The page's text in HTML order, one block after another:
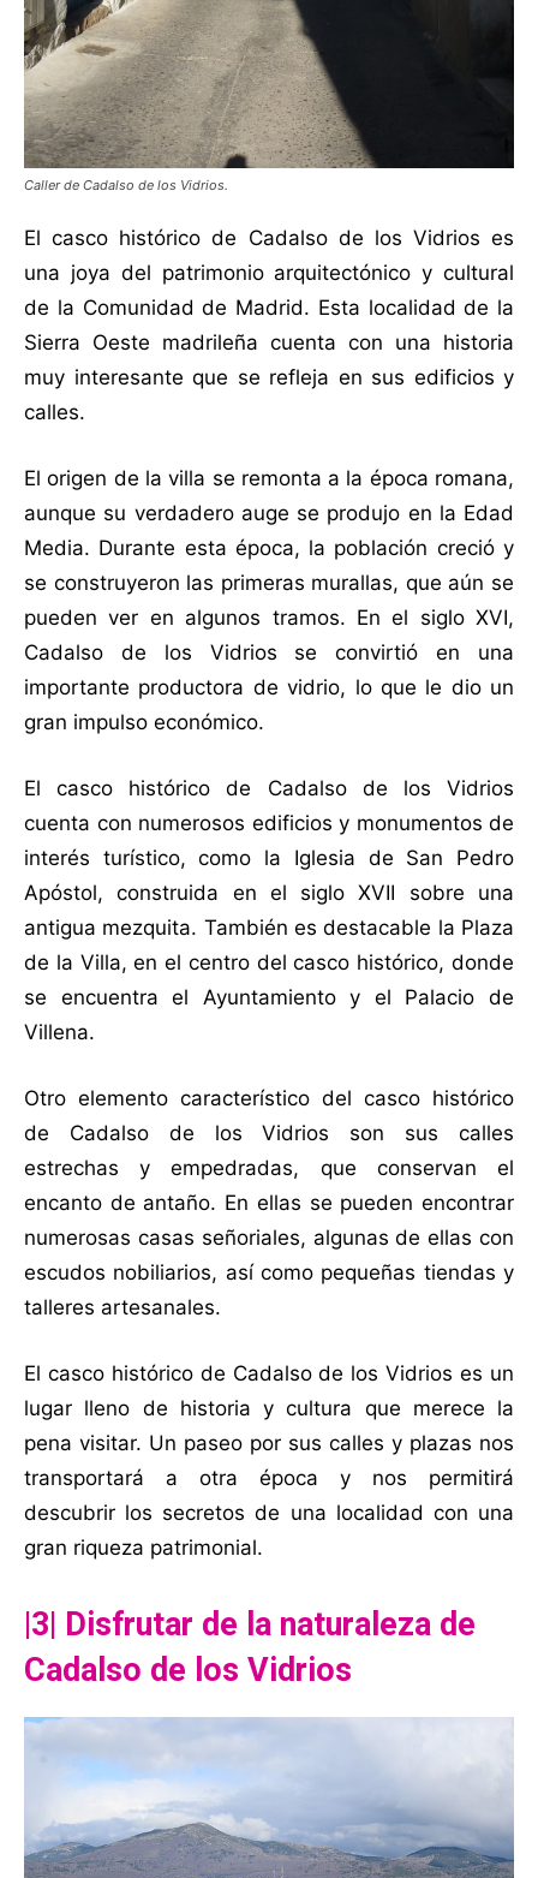
Caller de Cadalso de los Vidrios.
El casco histórico de Cadalso de los Vidrios es
una joya del patrimonio arquitectónico y cultural
de la Comunidad de Madrid. Esta localidad de la
Sierra Oeste madrileña cuenta con una historia
muy interesante que se refleja en sus edificios y
calles.
El origen de la villa se remonta a la época romana,
aunque su verdadero auge se produjo en la Edad
Media. Durante esta época, la población creció y
se construyeron las primeras murallas, que aún se
pueden ver en algunos tramos. En el siglo XVI,
Cadalso de los Vidrios se convirtió en una
importante productora de vidrio, lo que le dio un
gran impulso económico.
El casco histórico de Cadalso de los Vidrios
cuenta con numerosos edificios y monumentos de
interés turístico, como la Iglesia de San Pedro
Apóstol, construida en el siglo XVII sobre una
antigua mezquita. También es destacable la Plaza
de la Villa, en el centro del casco histórico, donde
se encuentra el Ayuntamiento y el Palacio de
Villena.
Otro elemento característico del casco histórico
de Cadalso de los Vidrios son sus calles
estrechas y empedradas, que conservan el
encanto de antaño. En ellas se pueden encontrar
numerosas casas señoriales, algunas de ellas con
escudos nobiliarios, así como pequeñas tiendas y
talleres artesanales.
El casco histórico de Cadalso de los Vidrios es un
lugar lleno de historia y cultura que merece la
pena visitar. Un paseo por sus calles y plazas nos
transportará a otra época y nos permitirá
descubrir los secretos de una localidad con una
gran riqueza patrimonial.
|3| Disfrutar de la naturaleza de
Cadalso de los Vidrios